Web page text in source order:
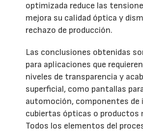
optimizada reduce las
mejora su calidad óptica y
rechazo de producción.
Las conclusiones obtenidas
para aplicaciones que
niveles de transparencia y
superficial, como pantallas
automoción, componentes de
cubiertas ópticas o productos
Todos los elementos del